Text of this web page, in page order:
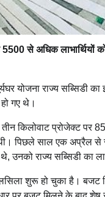
5500 से अधिक
योजना राज्य सब्सिडी
गए थे।
किलोवाट प्रोजेक्ट
पिछले साल एक अप्रैल
उनको राज्य सब्सिडी का
शुरू हो चुका है। बजट